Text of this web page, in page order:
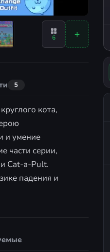
6
5
кота,
и умение
части серии,
Cat-a-Pult.
падения и